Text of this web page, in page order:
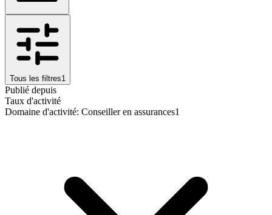
Tous les filtres1
Publié depuis
Taux d'activité
Domaine d'activité: Conseiller en assurances1